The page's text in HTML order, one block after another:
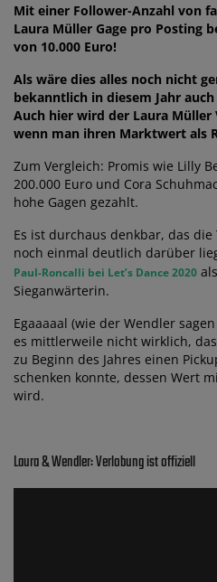
Mit einer Follower-Anzahl von
Laura Müller Gage pro Posting
von 10.000 Euro!
Als wäre dies alles noch nicht
bekanntlich in diesem Jahr
Auch hier wird der Laura Müller
wenn man ihren Marktwert als
Zum Vergleich: Promis wie Lilly
200.000 Euro und Cora
hohe Gagen gezahlt.
Es ist durchaus denkbar, das
noch einmal deutlich darüber
Paul-Roncalli bei Let’s Dance 2020
Sieganwärterin.
Egaaaaal (wie der Wendler
es mittlerweile nicht wirklich,
zu Beginn des Jahres einen
schenken konnte, dessen Wert
wird.
Laura & Wendler: Verlobung ist offiziell